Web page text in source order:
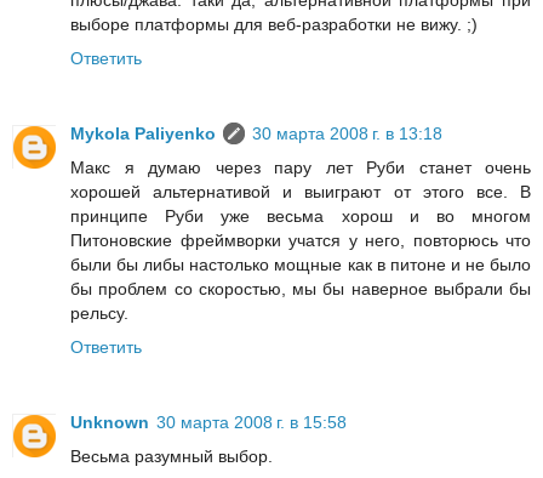
выборе платформы для веб-разработки не вижу. ;)
Ответить
Mykola Paliyenko
30 марта 2008 г. в 13:18
Макс я думаю через пару лет Руби станет очень
хорошей альтернативой и выиграют от этого все. В
принципе Руби уже весьма хорош и во многом
Питоновские фреймворки учатся у него, повторюсь что
были бы либы настолько мощные как в питоне и не было
бы проблем со скоростью, мы бы наверное выбрали бы
рельсу.
Ответить
Unknown 30 марта 2008 г. в 15:58
Весьма разумный выбор.